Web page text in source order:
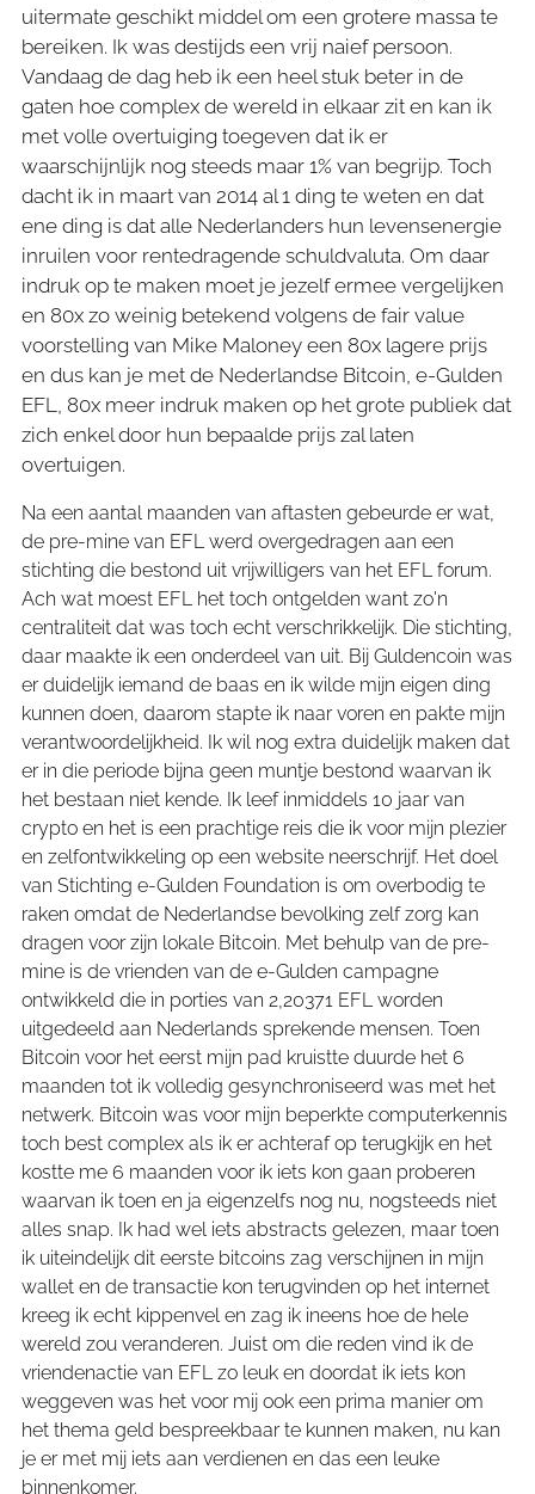
uitermate geschikt middel om een grotere massa te
bereiken. Ik was destijds een vrij naief persoon.
Vandaag de dag heb ik een heel stuk beter in de
gaten hoe complex de wereld in elkaar zit en kan ik
met volle overtuiging toegeven dat ik er
waarschijnlijk nog steeds maar 1% van begrijp. Toch
dacht ik in maart van 2014 al 1 ding te weten en dat
ene ding is dat alle Nederlanders hun levensenergie
inruilen voor rentedragende schuldvaluta. Om daar
indruk op te maken moet je jezelf ermee vergelijken
en 80x zo weinig betekend volgens de fair value
voorstelling van Mike Maloney een 80x lagere prijs
en dus kan je met de Nederlandse Bitcoin, e-Gulden
EFL, 80x meer indruk maken op het grote publiek dat
zich enkel door hun bepaalde prijs zal laten
overtuigen.
Na een aantal maanden van aftasten gebeurde er wat,
de pre-mine van EFL werd overgedragen aan een
stichting die bestond uit vrijwilligers van het EFL forum.
Ach wat moest EFL het toch ontgelden want zo'n
centraliteit dat was toch echt verschrikkelijk. Die stichting,
daar maakte ik een onderdeel van uit. Bij Guldencoin was
er duidelijk iemand de baas en ik wilde mijn eigen ding
kunnen doen, daarom stapte ik naar voren en pakte mijn
verantwoordelijkheid. Ik wil nog extra duidelijk maken dat
er in die periode bijna geen muntje bestond waarvan ik
het bestaan niet kende. Ik leef inmiddels 10 jaar van
crypto en het is een prachtige reis die ik voor mijn plezier
en zelfontwikkeling op een website neerschrijf. Het doel
van Stichting e-Gulden Foundation is om overbodig te
raken omdat de Nederlandse bevolking zelf zorg kan
dragen voor zijn lokale Bitcoin. Met behulp van de pre-
mine is de vrienden van de e-Gulden campagne
ontwikkeld die in porties van 2,20371 EFL worden
uitgedeeld aan Nederlands sprekende mensen. Toen
Bitcoin voor het eerst mijn pad kruistte duurde het 6
maanden tot ik volledig gesynchroniseerd was met het
netwerk. Bitcoin was voor mijn beperkte computerkennis
toch best complex als ik er achteraf op terugkijk en het
kostte me 6 maanden voor ik iets kon gaan proberen
waarvan ik toen en ja eigenzelfs nog nu, nogsteeds niet
alles snap. Ik had wel iets abstracts gelezen, maar toen
ik uiteindelijk dit eerste bitcoins zag verschijnen in mijn
wallet en de transactie kon terugvinden op het internet
kreeg ik echt kippenvel en zag ik ineens hoe de hele
wereld zou veranderen. Juist om die reden vind ik de
vriendenactie van EFL zo leuk en doordat ik iets kon
weggeven was het voor mij ook een prima manier om
het thema geld bespreekbaar te kunnen maken, nu kan
je er met mij iets aan verdienen en das een leuke
binnenkomer.